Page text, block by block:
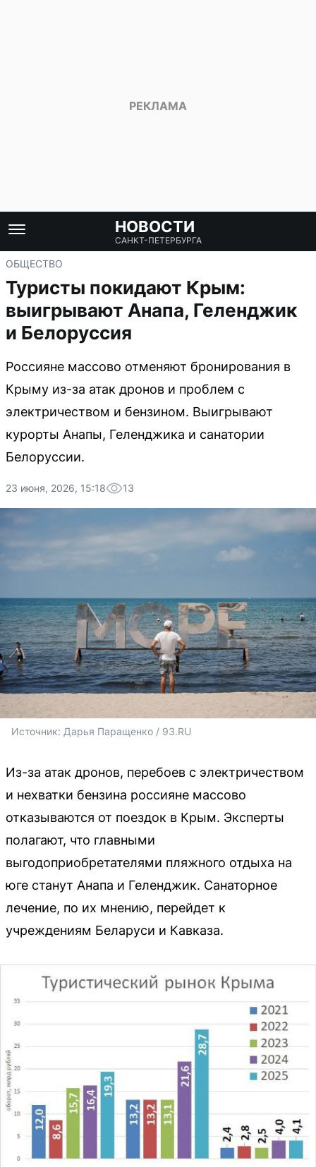
НОВОСТИ
САНКТ-ПЕТЕРБУРГА
ОБЩЕСТВО
Туристы покидают Крым:
выигрывают Анапа, Геленджик
и Белоруссия
Россияне массово отменяют бронирования в
Крыму из-за атак дронов и проблем с
электричеством и бензином. Выигрывают
курорты Анапы, Геленджика и санатории
Белоруссии.
23 июня, 2026, 15:18 13
Источник: Дарья Паращенко / 93.RU
Из-за атак дронов, перебоев с электричеством
и нехватки бензина россияне массово
отказываются от поездок в Крым. Эксперты
полагают, что главными
выгодоприобретателями пляжного отдыха на
юге станут Анапа и Геленджик. Санаторное
лечение, по их мнению, перейдет к
учреждениям Беларуси и Кавказа.